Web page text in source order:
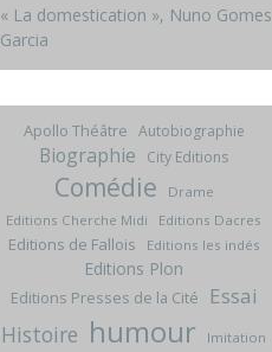
« La domestication », Nuno Gomes
Garcia
Apollo Théâtre Autobiographie
Biographie City Editions
Comédie
Drame
Editions Cherche Midi
Editions Dacres
Editions de Fallois Editions les indés
Editions Plon
Editions Presses de la Cité Essai
Histoire humour
Imitation